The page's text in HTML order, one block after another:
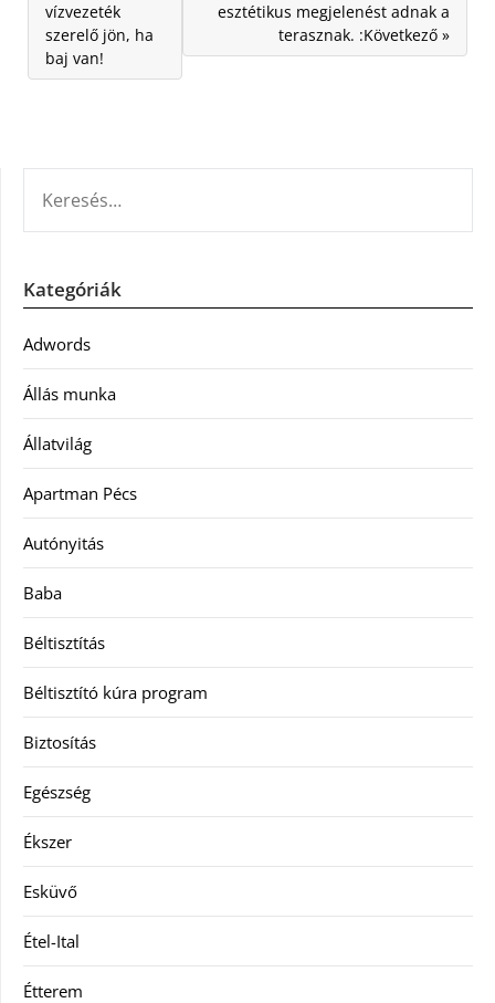
vízvezeték
szerelő jön, ha
baj van!
esztétikus megjelenést adnak a
terasznak. :Következő »
Kategóriák
Adwords
Állás munka
Állatvilág
Apartman Pécs
Autónyitás
Baba
Béltisztítás
Béltisztító kúra program
Biztosítás
Egészség
Ékszer
Esküvő
Étel-Ital
Étterem